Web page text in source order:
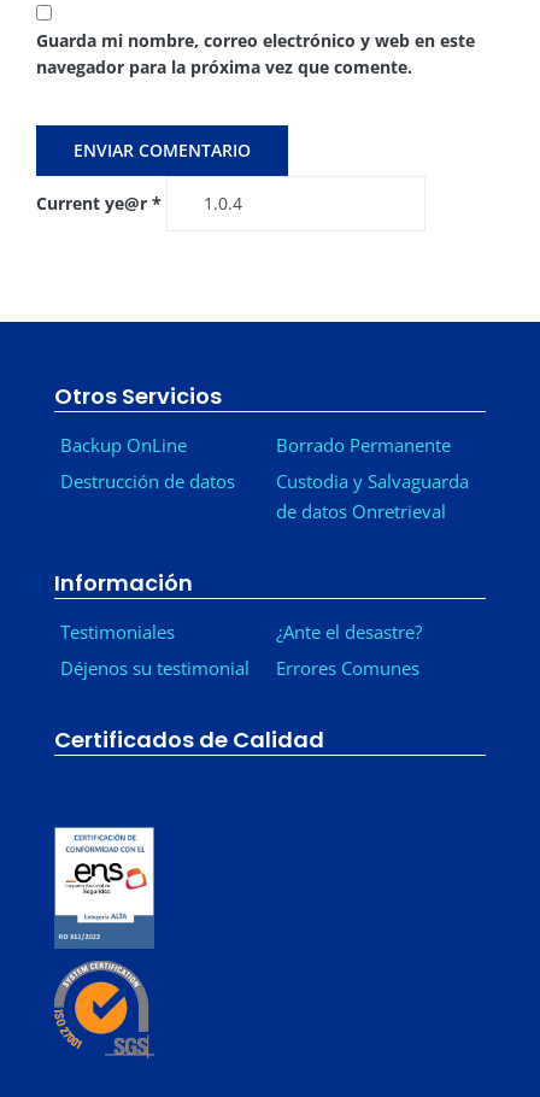
Guarda mi nombre, correo electrónico y web en este
navegador para la próxima vez que comente.
Current ye@r *
Otros Servicios
Backup OnLine
Destrucción de datos
Borrado Permanente
Custodia y Salvaguarda
de datos Onretrieval
Información
Testimoniales
Déjenos su testimonial
¿Ante el desastre?
Errores Comunes
Certificados de Calidad